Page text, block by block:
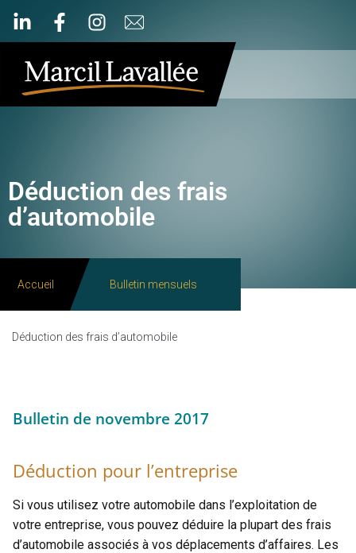
Déduction des frais
d’automobile
Accueil Bulletin mensuels
Déduction des frais d’automobile
Bulletin de novembre 2017
Déduction pour l’entreprise
Si vous utilisez votre automobile dans l’exploitation de
votre entreprise, vous pouvez déduire la plupart des frais
d’automobile associés à vos déplacements d’affaires. Les